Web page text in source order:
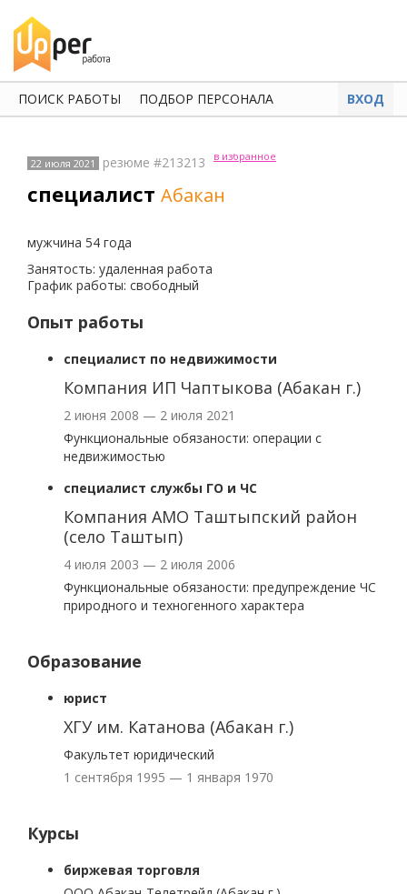
ПОИСК РАБОТЫ ПОДБОР ПЕРСОНАЛА ВХОД
22 июля 2021 резюме #213213 в избранное
специалист Абакан
мужчина 54 года
Занятость: удаленная работа
График работы: свободный
Опыт работы
специалист по недвижимости
Компания ИП Чаптыкова (Абакан г.)
2 июня 2008 — 2 июля 2021
Функциональные обязаности: операции с
недвижимостью
специалист службы ГО и ЧС
Компания АМО Таштыпский район
(село Таштып)
4 июля 2003 — 2 июля 2006
Функциональные обязаности: предупреждение ЧС
природного и техногенного характера
Образование
юрист
ХГУ им. Катанова (Абакан г.)
Факультет юридический
1 сентября 1995 — 1 января 1970
Курсы
биржевая торговля